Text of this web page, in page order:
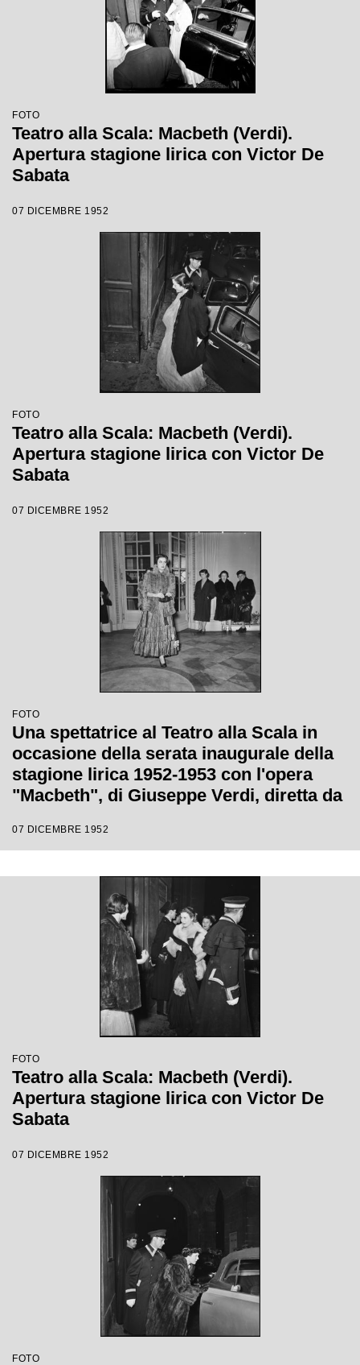
FOTO
Teatro alla Scala: Macbeth (Verdi).
Apertura stagione lirica con Victor De
Sabata
07 DICEMBRE 1952
FOTO
Teatro alla Scala: Macbeth (Verdi).
Apertura stagione lirica con Victor De
Sabata
07 DICEMBRE 1952
FOTO
Una spettatrice al Teatro alla Scala in
occasione della serata inaugurale della
stagione lirica 1952-1953 con l'opera
"Macbeth", di Giuseppe Verdi, diretta da
Ebert
07 DICEMBRE 1952
FOTO
Teatro alla Scala: Macbeth (Verdi).
Apertura stagione lirica con Victor De
Sabata
07 DICEMBRE 1952
FOTO